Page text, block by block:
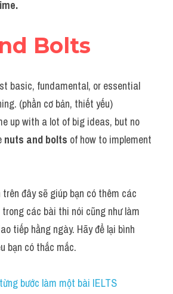
Bolts
basic, fundamental, or essential
(phần cơ bản, thiết yếu)
up with a lot of big ideas, but no
nuts and bolts of how to implement
đây sẽ giúp bạn có thêm các
các bài thi nói cũng như làm
tiếp hằng ngày. Hãy để lại bình
bạn có thắc mắc.
bước làm một bài IELTS